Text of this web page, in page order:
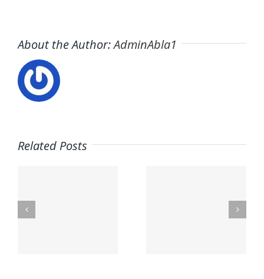
About the Author:AdminAbla1
Related Posts
con
nosotros